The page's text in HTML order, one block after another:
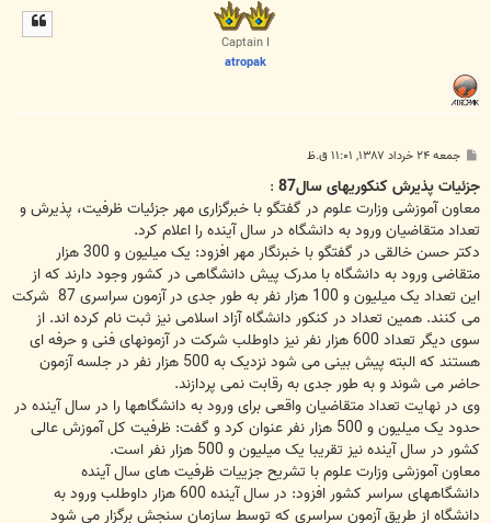
Captain I
atropak
ت
جمعه ۲۴ خرداد ۱۳۸۷, ۱۱:۰۱ ق.ظ
جزئیات پذیرش کنکوریهای سال87
:
معاون آموزشی وزارت علوم در گفتگو با خبرگزاری مهر جزئیات ظرفیت، پذیرش و
تعداد متقاضیان ورود به دانشگاه در سال آینده را اعلام کرد.
دکتر حسن خالقی در گفتگو با خبرنگار مهر افزود: یک میلیون و 300 هزار
متقاضی ورود به دانشگاه با مدرک پیش دانشگاهی در کشور وجود دارند که از
این تعداد یک میلیون و 100 هزار نفر به طور جدی در آزمون سراسری 87 شرکت
می کنند. همین تعداد در کنکور دانشگاه آزاد اسلامی نیز ثبت نام کرده اند. از
سوی دیگر تعداد 600 هزار نفر نیز داوطلب شرکت در آزمونهای فنی و حرفه ای
هستند که البته پیش بینی می شود نزدیک به 500 هزار نفر در جلسه آزمون
حاضر می شوند و به طور جدی به رقابت نمی پردازند.
وی در نهایت تعداد متقاضیان واقعی برای ورود به دانشگاهها را در سال آینده در
حدود یک میلیون و 500 هزار نفر عنوان کرد و گفت: ظرفیت کل آموزش عالی
کشور در سال آینده نیز تقریبا یک میلیون و 500 هزار نفر است.
معاون آموزشی وزارت علوم با تشریح جزییات ظرفیت های سال آینده
دانشگاههای سراسر کشور افزود: در سال آینده 600 هزار داوطلب ورود به
دانشگاه از طریق آزمون سراسری که توسط سازمان سنجش برگزار می شود